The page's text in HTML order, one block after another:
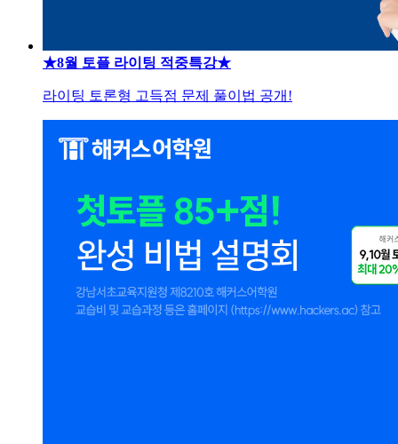
★8월 토플 라이팅 적중특강★
라이팅 토론형 고득점 문제 풀이법 공개!